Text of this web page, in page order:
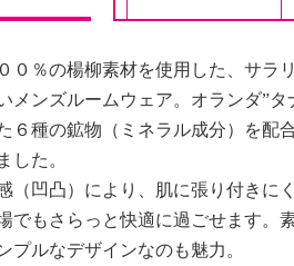
０％の楊柳素材を使用した、サラ
メンズルームウェア。オランダ”タ
６種の鉱物（ミネラル成分）を配
した。
（凹凸）により、肌に張り付きに
でもさらっと快適に過ごせます。
プルなデザインなのも魅力。